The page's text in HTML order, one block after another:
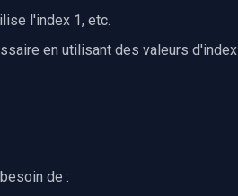
l'index 1, etc.
en utilisant des valeurs d'index
de :